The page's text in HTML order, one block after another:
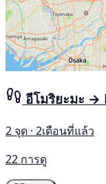
อีโมริยะมะ →
2 จุด · 2เดือนที่แล้ว
22 การดู